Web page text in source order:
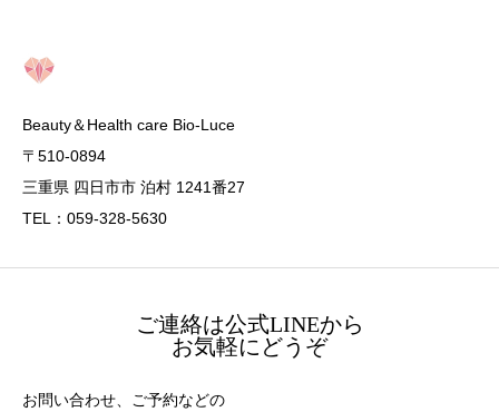
Beauty＆Health care Bio-Luce
〒510-0894
三重県 四日市市 泊村 1241番27
TEL：059-328-5630
ご連絡は公式LINEから
お気軽にどうぞ
お問い合わせ、ご予約などの